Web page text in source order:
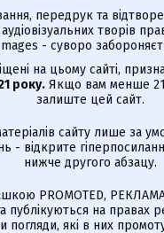
передрук та
творів
- суворо
на цьому сайті,
року. Якщо вам менше
залиште цей сайт.
сайту лише за
- відкрите
нижче другого абзацу.
PROMOTED,
публікуються на правах
погляди, які в них